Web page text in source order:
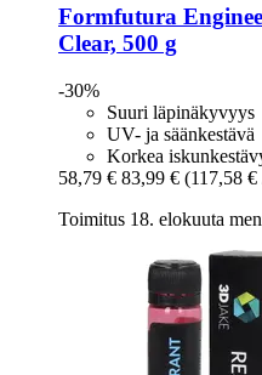
Formfutura
Clear, 500 g
-30%
Suuri läpinäkyvyys
UV- ja säänkestävä
Korkea
58,79 € 83,99 € (117,58
Toimitus 18. elokuuta